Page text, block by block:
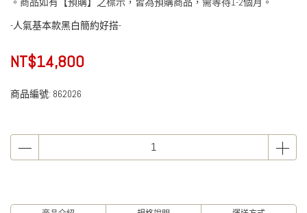
-人氣基本款黑白簡約好搭-
NT$14,800
商品編號: 862026